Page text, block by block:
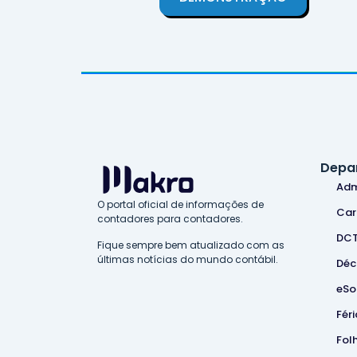
O portal oficial de informações de
contadores para contadores.
Fique sempre bem atualizado com as
últimas notícias do mundo contábil.